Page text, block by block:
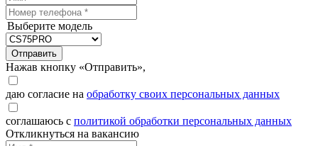
Выберите модель
Отправить
Нажав кнопку «Отправить»,
даю согласие на обработку своих персональных данных
соглашаюсь с политикой обработки персональных данных
Откликнуться на вакансию